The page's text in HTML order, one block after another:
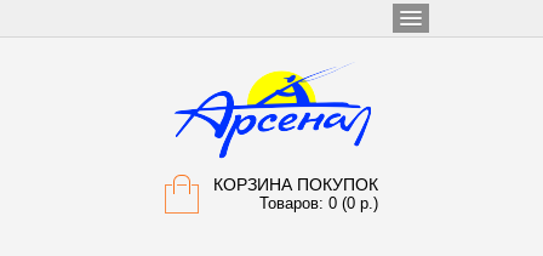
КОРЗИНА ПОКУПОК
Товаров: 0 (0 р.)